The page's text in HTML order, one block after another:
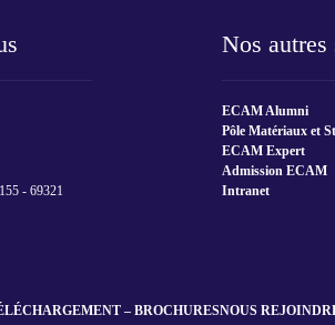
- 69321
Nos autres
ECAM Alumni
Pôle Matériaux et
ECAM Expert
Admission ECAM
Intranet
– BROCHURESNOUS